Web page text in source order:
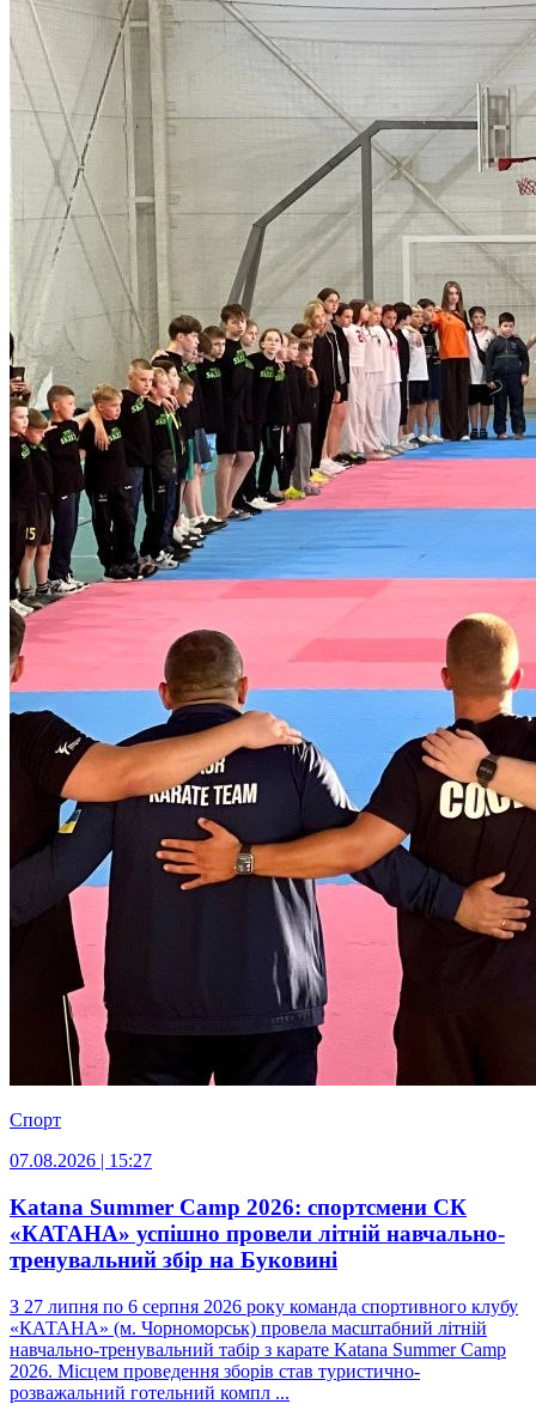
Спорт
07.08.2026 | 15:27
Katana Summer Camp 2026: спортсмени СК
«КАТАНА» успішно провели літній навчально-
тренувальний збір на Буковині
З 27 липня по 6 серпня 2026 року команда спортивного клубу
«КАТАНА» (м. Чорноморськ) провела масштабний літній
навчально-тренувальний табір з карате Katana Summer Camp
2026. Місцем проведення зборів став туристично-
розважальний готельний компл ...